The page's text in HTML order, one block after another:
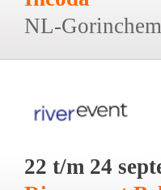
NL-Gorinchem
22 t/m 24